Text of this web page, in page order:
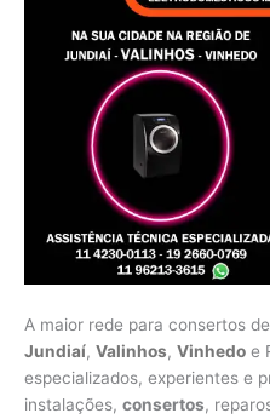
A maior rede para consertos
Jundiaí, Valinhos, Vinhedo e
especializados, experientes e
instalações, consertos,